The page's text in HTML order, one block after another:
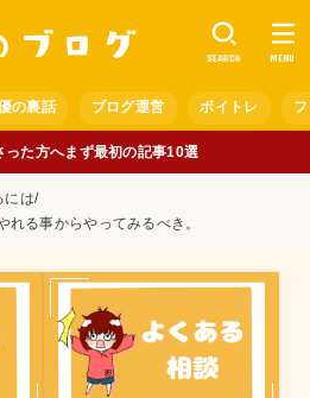
の裏話 ブログ運営 ボイトレ
SEARCH MENU
った方へまず最初の記事10選
には
れる事からやってみるべき。